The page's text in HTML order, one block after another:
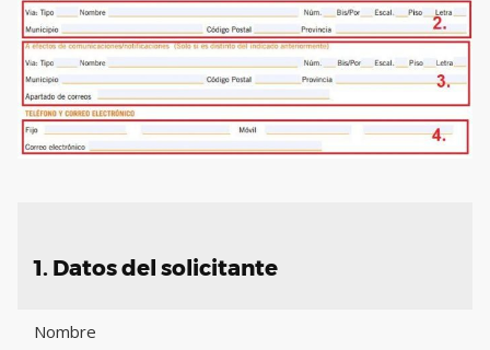
1. Datos del solicitante
Nombre